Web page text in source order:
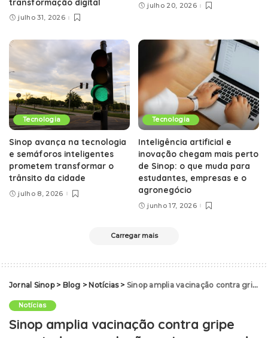
julho 31, 2026
julho 20, 2026
Tecnologia
Sinop avança na tecnologia
e semáforos inteligentes
prometem transformar o
trânsito da cidade
julho 8, 2026
Tecnologia
Inteligência artificial e
inovação chegam mais perto
de Sinop: o que muda para
estudantes, empresas e o
agronegócio
junho 17, 2026
Carregar mais
Jornal Sinop> Blog > Notícias> Sinop amplia vacinação contra gripe para toda a população; veja quem pode se imunizar e onde encontrar atendimento
Notícias
Sinop amplia vacinação contra gripe